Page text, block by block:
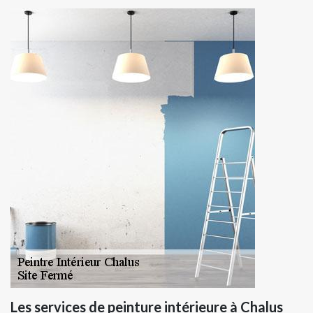
Les services de peinture intérieure à Chalus